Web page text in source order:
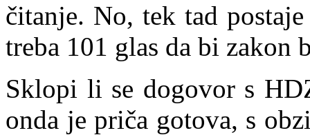
čitanje. No, tek tad
treba 101 glas da bi zakon
Sklopi li se dogovor s
onda je priča gotova, s